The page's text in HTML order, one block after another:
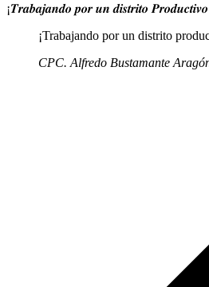
¡𝑻𝒓𝒂𝒃𝒂𝒋𝒂𝒏𝒅𝒐 𝒑𝒐𝒓 𝒖𝒏 𝒅𝒊𝒔𝒕𝒓𝒊𝒕𝒐
¡Trabajando por un distrito
CPC. Alfredo Bustamante